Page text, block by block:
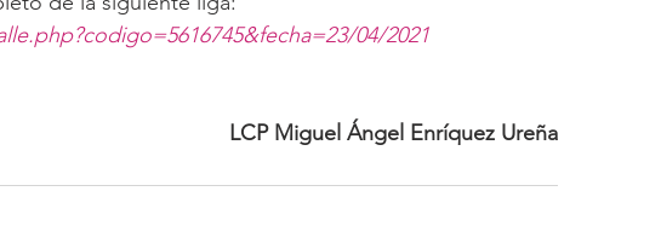
04/2021
LCP Miguel Ángel Enríquez Ureña